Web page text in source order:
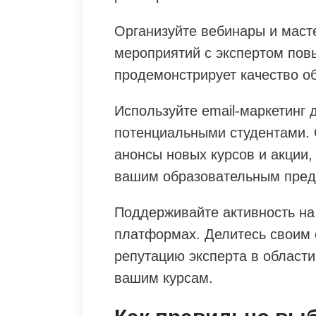
Организуйте вебинары и
мероприятий с экспертом
продемонстрирует качество
Используйте email-маркетинг
потенциальными
анонсы новых курсов и
вашим образовательным
Поддерживайте активность
платформах. Делитесь своим
репутацию эксперта в
вашим курсам.